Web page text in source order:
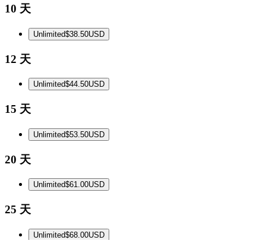
10 天
Unlimited$38.50USD
12 天
Unlimited$44.50USD
15 天
Unlimited$53.50USD
20 天
Unlimited$61.00USD
25 天
Unlimited$68.00USD